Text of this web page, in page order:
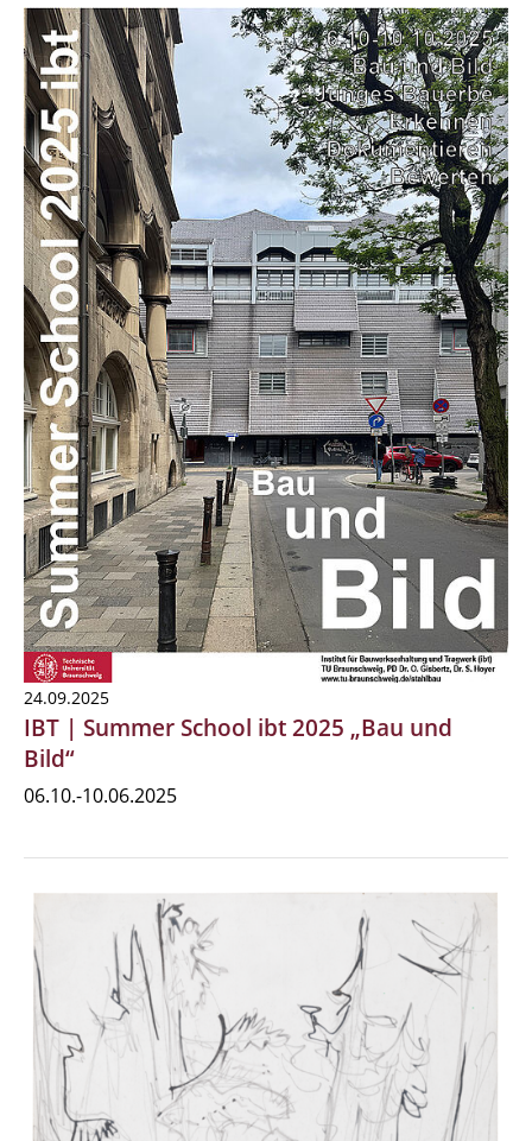
24.09.2025
IBT | Summer School ibt 2025 „Bau und
Bild“
06.10.-10.06.2025